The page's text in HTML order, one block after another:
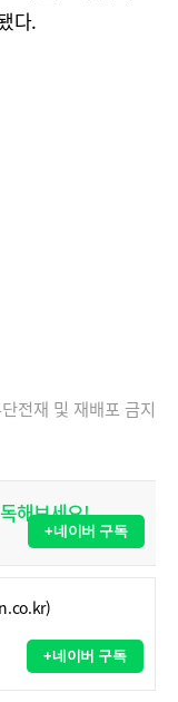
다.
전재 및 재배포 금지
해보세요!
+네이버 구독
+네이버 구독